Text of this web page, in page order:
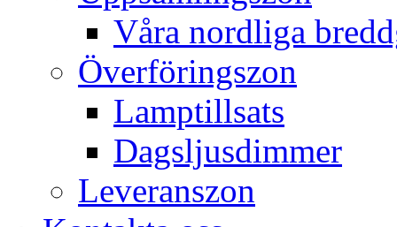
Våra nordliga
Överföringszon
Lamptillsats
Dagsljusdimmer
Leveranszon